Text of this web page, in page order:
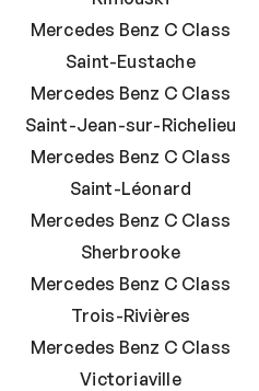
Mercedes Benz C Class
Saint-Eustache
Mercedes Benz C Class
Saint-Jean-sur-Richelieu
Mercedes Benz C Class
Saint-Léonard
Mercedes Benz C Class
Sherbrooke
Mercedes Benz C Class
Trois-Rivières
Mercedes Benz C Class
Victoriaville